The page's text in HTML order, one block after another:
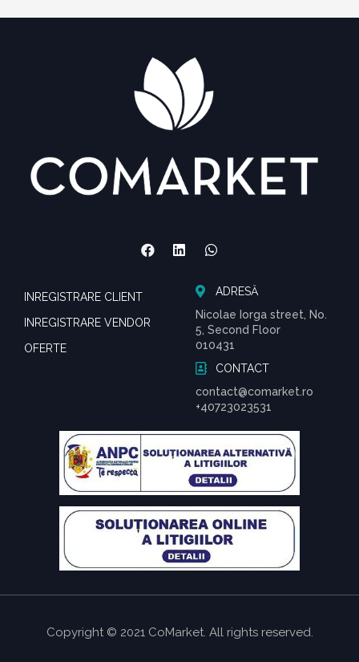
INREGISTRARE CLIENT
INREGISTRARE VENDOR
OFERTE
ADRESĂ
Nicolae Iorga street, No.
5, Second Floor
010431
CONTACT
contact@comarket.ro
+40723023531
Copyright © 2021 CoMarket. All rights reserved.